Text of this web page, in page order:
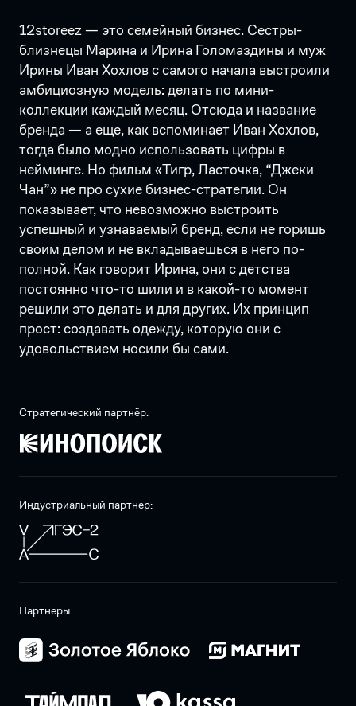
12storeez — это семейный бизнес. Сестры-
близнецы Марина и Ирина Голомаздины и муж
Ирины Иван Хохлов с самого начала выстроили
амбициозную модель: делать по мини-
коллекции каждый месяц. Отсюда и название
бренда — а еще, как вспоминает Иван Хохлов,
тогда было модно использовать цифры в
нейминге. Но фильм «Тигр, Ласточка, “Джеки
Чан”» не про сухие бизнес-стратегии. Он
показывает, что невозможно выстроить
успешный и узнаваемый бренд, если не горишь
своим делом и не вкладываешься в него по-
полной. Как говорит Ирина, они с детства
постоянно что-то шили и в какой-то момент
решили это делать и для других. Их принцип
прост: создавать одежду, которую они с
удовольствием носили бы сами.
Стратегический партнёр:
Индустриальный партнёр:
Партнёры: